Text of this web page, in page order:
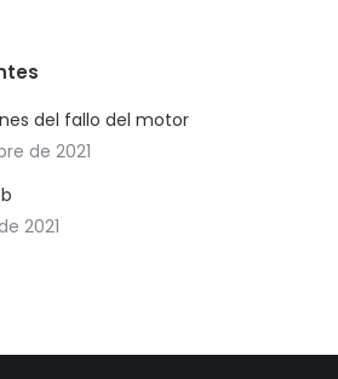
del fallo del motor
de 2021
2021